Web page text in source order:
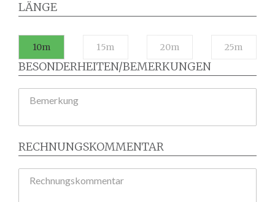
LÄNGE
10m 15m 20m 25m
BESONDERHEITEN/BEMERKUNGEN
Bemerkung
RECHNUNGSKOMMENTAR
Rechnungskommentar